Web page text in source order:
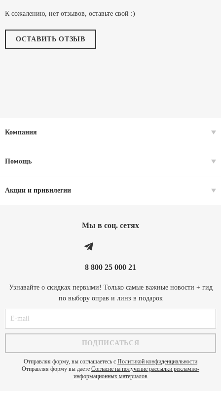
К сожалению, нет отзывов, оставьте свой :)
ОСТАВИТЬ ОТЗЫВ
Компания
Помощь
Акции и привилегии
Мы в соц. cетях
8 800 25 000 21
Узнавайте о скидках первыми! Только самые важные новости + гид
по выбору оправ и линз в подарок
Отправляя форму, вы соглашаетесь с Политикой конфиденциальности
Отправляя форму вы даете Согласие на получение рассылки рекламно-
информационных материалов